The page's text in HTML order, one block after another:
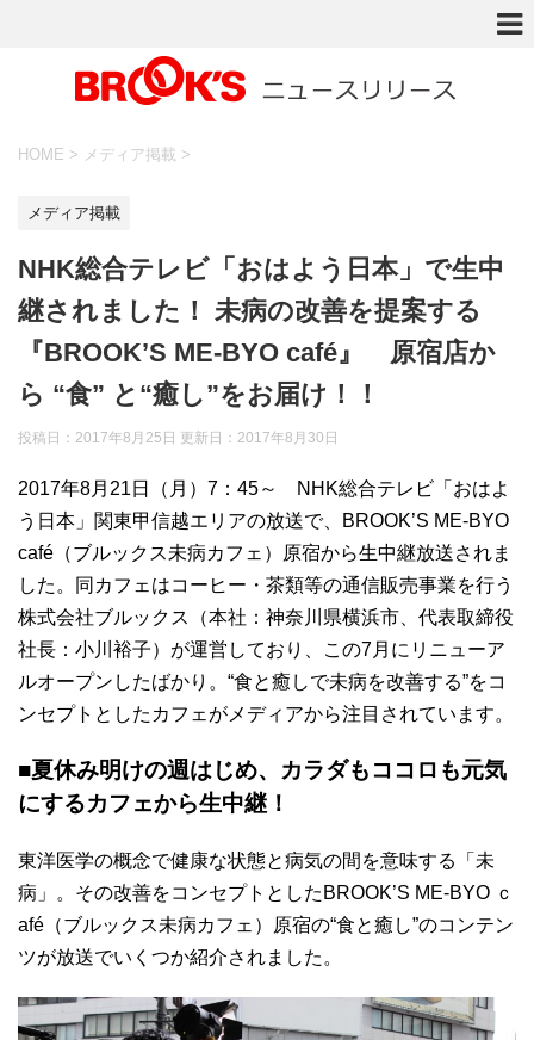
HOME > メディア掲載 >
メディア掲載
NHK総合テレビ「おはよう日本」で生中
継されました！ 未病の改善を提案する
『BROOK’S ME-BYO café』 原宿店か
ら “食” と“癒し”をお届け！！
投稿日：2017年8月25日 更新日： 2017年8月30日
2017年8月21日（月）7：45～ NHK総合テレビ「おはよ
う日本」関東甲信越エリアの放送で、BROOK’S ME-BYO
café（ブルックス未病カフェ）原宿から生中継放送されま
した。同カフェはコーヒー・茶類等の通信販売事業を行う
株式会社ブルックス（本社：神奈川県横浜市、代表取締役
社長：小川裕子）が運営しており、この7月にリニューア
ルオープンしたばかり。“食と癒しで未病を改善する”をコ
ンセプトとしたカフェがメディアから注目されています。
■夏休み明けの週はじめ、カラダもココロも元気
にするカフェから生中継！
東洋医学の概念で健康な状態と病気の間を意味する「未
病」。その改善をコンセプトとしたBROOK’S ME-BYO ｃ
afé（ブルックス未病カフェ）原宿の“食と癒し”のコンテン
ツが放送でいくつか紹介されました。